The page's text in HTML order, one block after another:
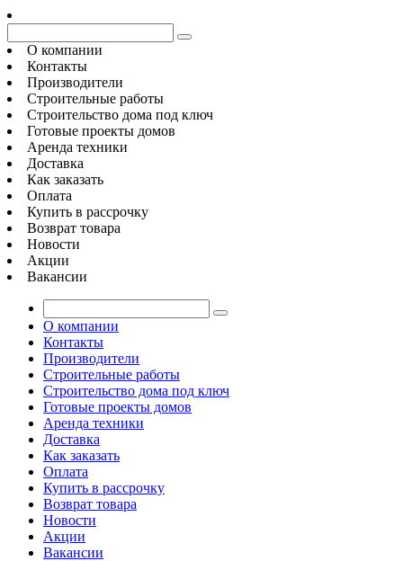
О компании
Контакты
Производители
Строительные работы
Строительство дома под ключ
Готовые проекты домов
Аренда техники
Доставка
Как заказать
Оплата
Купить в рассрочку
Возврат товара
Новости
Акции
Вакансии
О компании
Контакты
Производители
Строительные работы
Строительство дома под ключ
Готовые проекты домов
Аренда техники
Доставка
Как заказать
Оплата
Купить в рассрочку
Возврат товара
Новости
Акции
Вакансии